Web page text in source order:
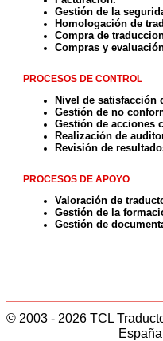
Gestión de la
Homologación de
Compra de
Compras y
PROCESOS DE CONTROL
Nivel de satisfacción
Gestión de no
Gestión de acciones
Realización de
Revisión de
PROCESOS DE APOYO
Valoración de
Gestión de la
Gestión de
© 2003 - 2026 TCL